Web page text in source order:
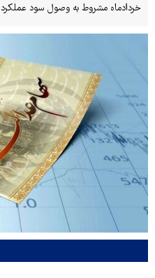
خردادماه مشروط به وصول سود عملکرد ۱۴۰۱ از این شرکت‌هاست.